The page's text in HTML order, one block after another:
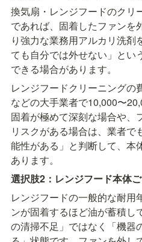
換気扇・レンジフードのクリ
であれば、固着したファンを
り強力な業務用アルカリ洗剤
ても自分では外せない」とい
できる場合があります。
レンジフードクリーニングの
などの大手業者で10,000〜
固着が極めて深刻な場合や、
リスクがある場合は、業者で
能性がある」と判断して、本
あります。
選択肢2：レンジフード本体
レンジフードの一般的な耐用
ンが固着するほど油が蓄積し
の清掃不足」ではなく「機器